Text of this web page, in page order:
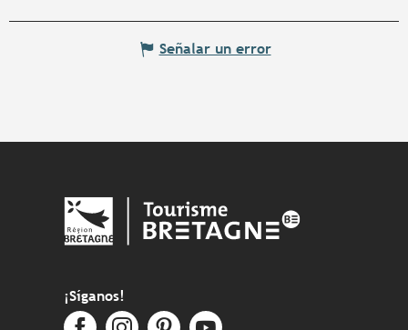
Señalar un error
¡Síganos!